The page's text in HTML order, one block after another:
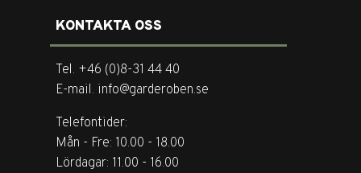
KONTAKTA OSS
Tel. +46 (0)8-31 44 40
E-mail. info@garderoben.se
Telefontider:
Mån - Fre: 10.00 - 18.00
Lördagar: 11.00 - 16.00